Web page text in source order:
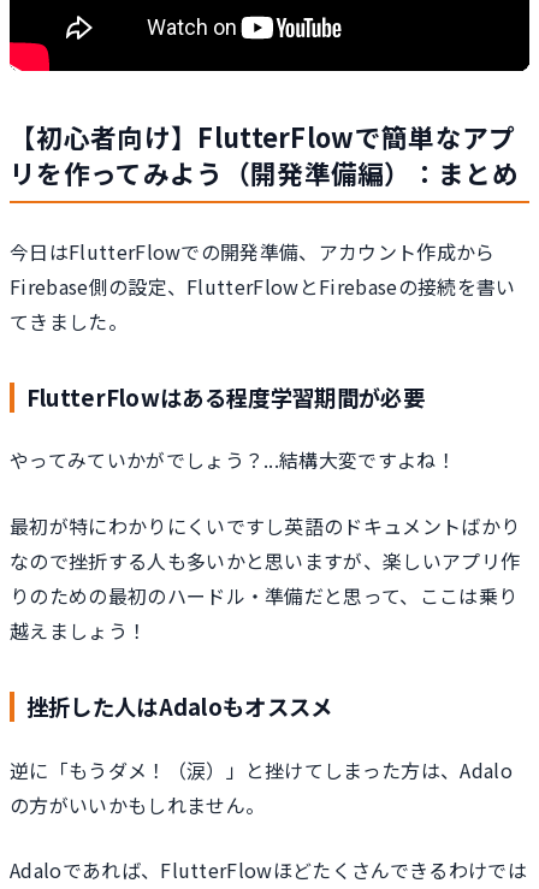
【初心者向け】FlutterFlowで簡単なアプ
リを作ってみよう（開発準備編）：まとめ
今日はFlutterFlowでの開発準備、アカウント作成から
Firebase側の設定、FlutterFlowとFirebaseの接続を書い
てきました。
FlutterFlowはある程度学習期間が必要
やってみていかがでしょう？...結構大変ですよね！
最初が特にわかりにくいですし英語のドキュメントばかり
なので挫折する人も多いかと思いますが、楽しいアプリ作
りのための最初のハードル・準備だと思って、ここは乗り
越えましょう！
挫折した人はAdaloもオススメ
逆に「もうダメ！（涙）」と挫けてしまった方は、Adalo
の方がいいかもしれません。
Adaloであれば、FlutterFlowほどたくさんできるわけでは